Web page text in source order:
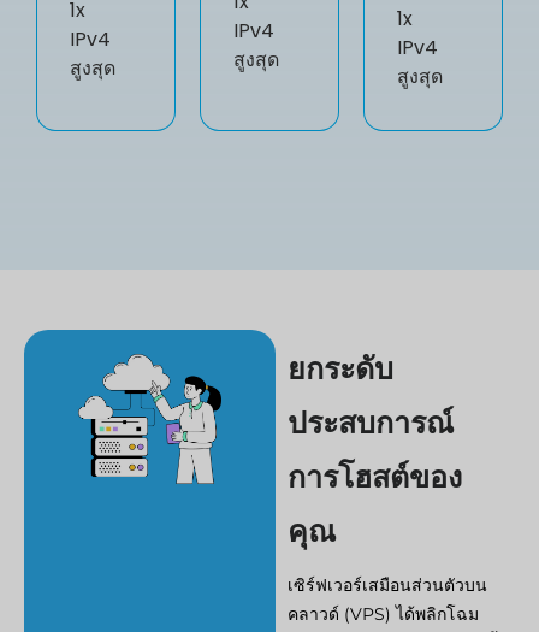
1x
IPv4
สูงสุด
IPv4
สูงสุด
1x
IPv4
สูงสุด
ยกระดับ
ประสบการณ์
การโฮสต์ของ
คุณ
เซิร์ฟเวอร์เสมือนส่วนตัวบน
คลาวด์ (VPS) ได้พลิกโฉม